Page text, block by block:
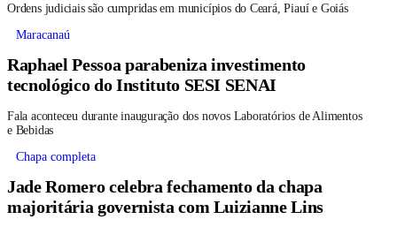
Ordens judiciais são cumpridas em municípios do Ceará, Piauí e Goiás
Maracanaú
Raphael Pessoa parabeniza investimento
tecnológico do Instituto SESI SENAI
Fala aconteceu durante inauguração dos novos Laboratórios de Alimentos
e Bebidas
Chapa completa
Jade Romero celebra fechamento da chapa
majoritária governista com Luizianne Lins